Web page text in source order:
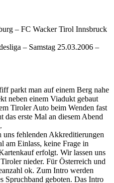
– FC Wacker Tirol Innsbruck
– Samstag 25.03.2006 –
parkt man auf einem Berg nahe
neben einem Viadukt gebaut
Tiroler Auto beim Wenden fast
das erste Mal an diesem Abend
uns fehlenden Akkreditierungen
am Einlass, keine Frage in
erfolgt. Wir lassen uns
nieder. Für Österreich und
ok. Zum Intro werden
Spruchband geboten. Das Intro